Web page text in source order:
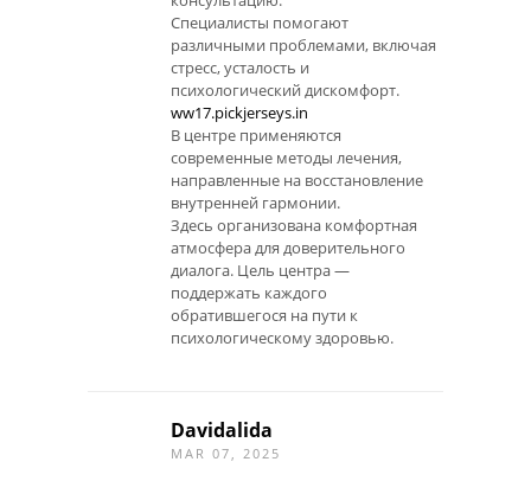
Специалисты помогают
различными проблемами, включая
стресс, усталость и
психологический дискомфорт.
ww17.pickjerseys.in
В центре применяются
современные методы лечения,
направленные на восстановление
внутренней гармонии.
Здесь организована комфортная
атмосфера для доверительного
диалога. Цель центра —
поддержать каждого
обратившегося на пути к
психологическому здоровью.
Davidalida
MAR 07, 2025